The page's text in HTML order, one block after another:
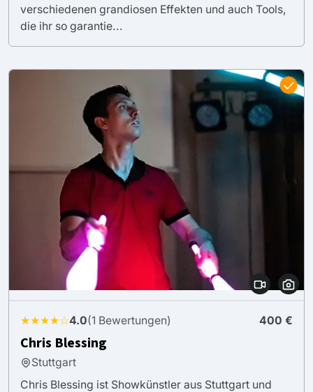
verschiedenen grandiosen Effekten und auch Tools,
die ihr so garantie...
★★★★☆4.0(1 Bewertungen) 400 €
Chris Blessing
Stuttgart
Chris Blessing ist Showkünstler aus Stuttgart und